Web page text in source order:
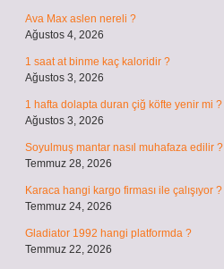
Ava Max aslen nereli ?
Ağustos 4, 2026
1 saat at binme kaç kaloridir ?
Ağustos 3, 2026
1 hafta dolapta duran çiğ köfte yenir mi ?
Ağustos 3, 2026
Soyulmuş mantar nasıl muhafaza edilir ?
Temmuz 28, 2026
Karaca hangi kargo firması ile çalışıyor ?
Temmuz 24, 2026
Gladiator 1992 hangi platformda ?
Temmuz 22, 2026